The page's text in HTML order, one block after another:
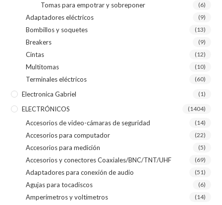
Tomas para empotrar y sobreponer (6)
Adaptadores eléctricos (9)
Bombillos y soquetes (13)
Breakers (9)
Cintas (12)
Multitomas (10)
Terminales eléctricos (60)
Electronica Gabriel (1)
ELECTRÓNICOS (1404)
Accesorios de video-cámaras de seguridad (14)
Accesorios para computador (22)
Accesorios para medición (5)
Accesorios y conectores Coaxiales/BNC/TNT/UHF (69)
Adaptadores para conexión de audio (51)
Agujas para tocadiscos (6)
Amperímetros y voltímetros (14)